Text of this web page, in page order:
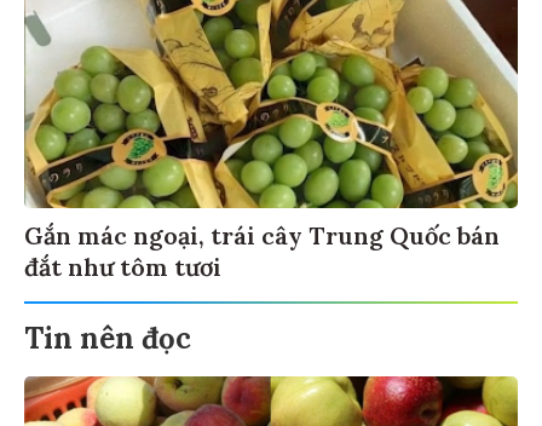
Gắn mác ngoại, trái cây Trung Quốc bán
đắt như tôm tươi
Tin nên đọc